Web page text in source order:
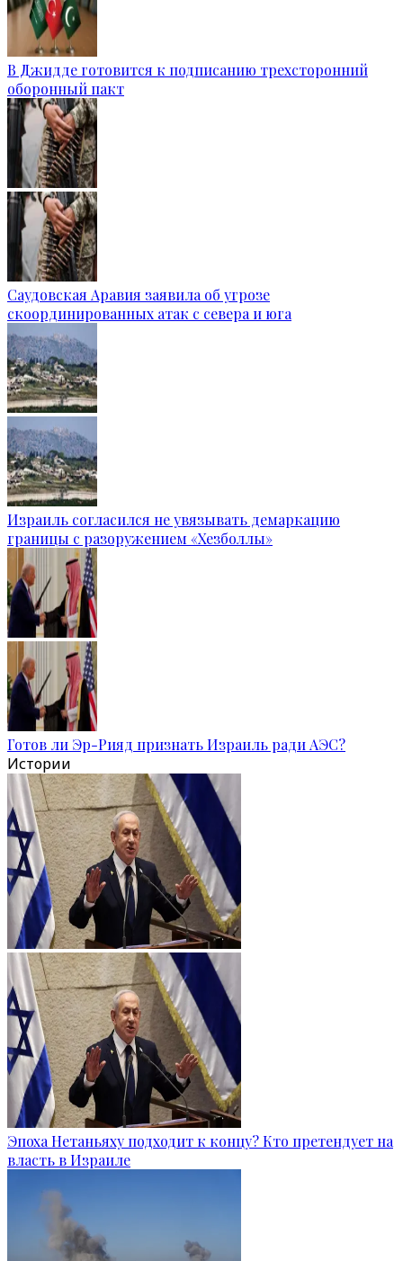
В Джидде готовится к подписанию трехсторонний
оборонный пакт
Саудовская Аравия заявила об угрозе
скоординированных атак с севера и юга
Израиль согласился не увязывать демаркацию
границы с разоружением «Хезболлы»
Готов ли Эр-Рияд признать Израиль ради АЭС?
Истории
Эпоха Нетаньяху подходит к концу? Кто претендует на
власть в Израиле